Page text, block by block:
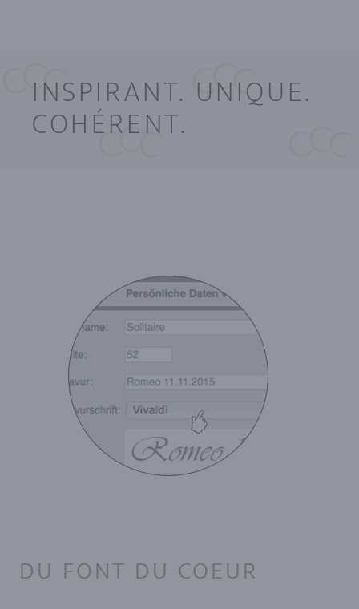
INSPIRANT. UNIQUE.
COHÉRENT.
DU FONT DU COEUR